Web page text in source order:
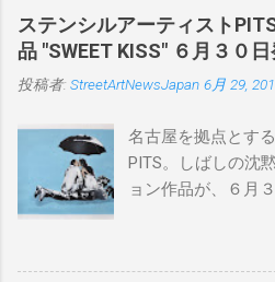
ステンシルアーティスト
品 "SWEET KISS" ６月３０日
投稿者: StreetArtNewsJapan 6月 29,
名古屋を拠点とす
PITS。しばしの沈
ョン作品が、６月
品に落とし込むス
PITSの過去記事は